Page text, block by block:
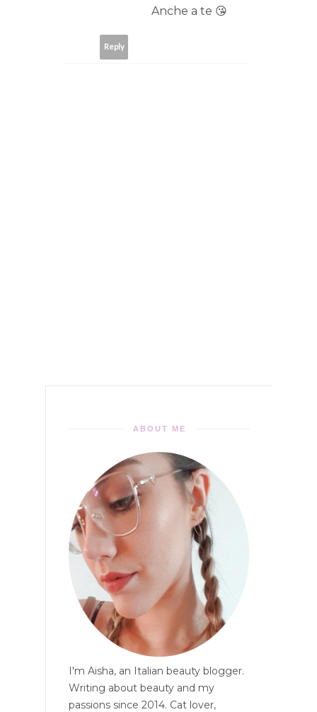
Anche a te 😘
Reply
ABOUT ME
I'm Aisha, an Italian beauty blogger.
Writing about beauty and my
passions since 2014. Cat lover,